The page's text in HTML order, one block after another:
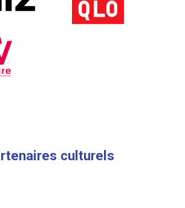
culturels